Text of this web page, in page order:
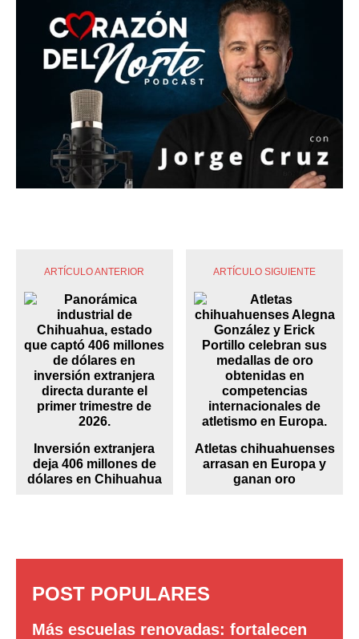
ARTÍCULO ANTERIOR
Inversión extranjera
deja 406 millones de
dólares en Chihuahua
ARTÍCULO SIGUIENTE
Atletas chihuahuenses
arrasan en Europa y
ganan oro
POST POPULARES
Más escuelas renovadas: fortalecen